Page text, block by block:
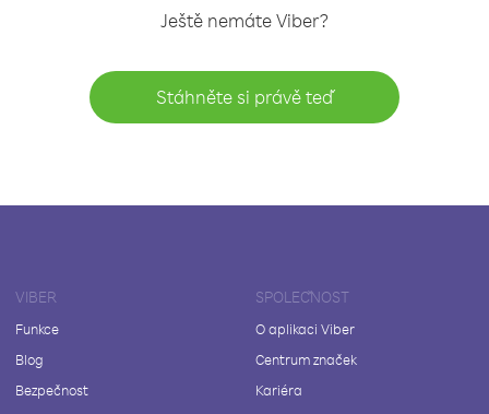
Ještě nemáte Viber?
Stáhněte si právě teď
VIBER
Funkce
Blog
Bezpečnost
SPOLEČNOST
O aplikaci Viber
Centrum značek
Kariéra